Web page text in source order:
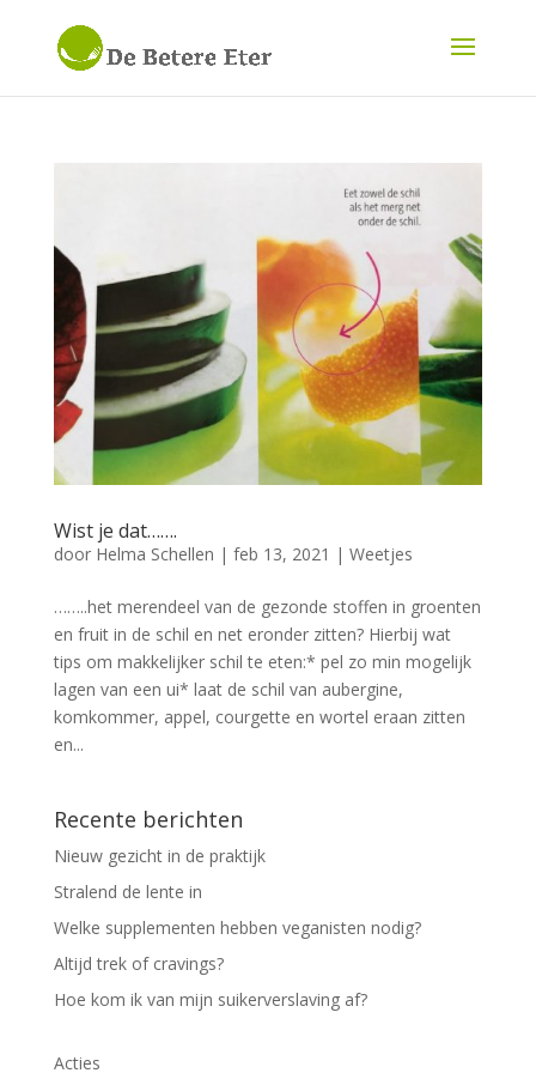
Wist je dat…….
door Helma Schellen | feb 13, 2021 | Weetjes
……..het merendeel van de gezonde stoffen in groenten
en fruit in de schil en net eronder zitten? Hierbij wat
tips om makkelijker schil te eten:* pel zo min mogelijk
lagen van een ui* laat de schil van aubergine,
komkommer, appel, courgette en wortel eraan zitten
en...
Recente berichten
Nieuw gezicht in de praktijk
Stralend de lente in
Welke supplementen hebben veganisten nodig?
Altijd trek of cravings?
Hoe kom ik van mijn suikerverslaving af?
Acties